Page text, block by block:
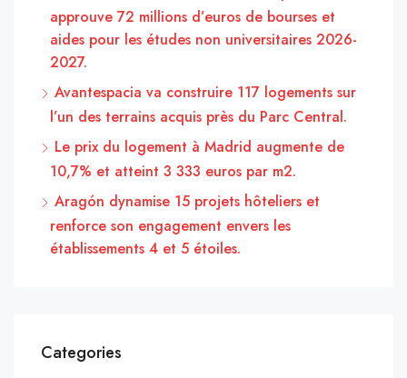
approuve 72 millions d’euros de bourses et
aides pour les études non universitaires 2026-
2027.
Avantespacia va construire 117 logements sur
l’un des terrains acquis près du Parc Central.
Le prix du logement à Madrid augmente de
10,7% et atteint 3 333 euros par m2.
Aragón dynamise 15 projets hôteliers et
renforce son engagement envers les
établissements 4 et 5 étoiles.
Categories